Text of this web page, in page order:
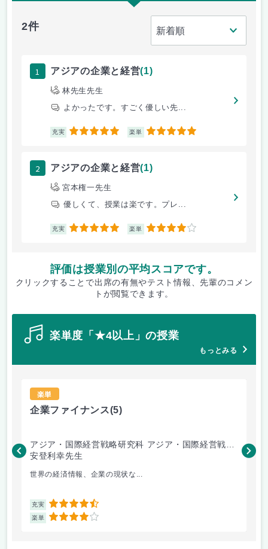
2件
1 アジアの企業と経営(1)
林先生先生
よかったです。すごく優しい先...
充実 5 楽単 5
2 アジアの企業と経営(1)
宮本権一先生
優しくて、授業は楽です。プレ...
充実 5 楽単 4
評価は授業別の平均スコアです。
クリックすることで出席の有無やテスト情報、先輩のコメン
トが閲覧できます。
楽単度「★4以上」の授業
もっとみる
楽単
企業ファイナンス(5)
アジア・国際経営戦略研究科 アジア・国際経営戦略
専攻
安登利幸先生
世界の経済情報、企業の現状な...
充実 4.5
楽単 4
専
三